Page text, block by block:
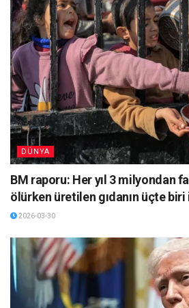
DÜNYA
BM raporu: Her yıl 3 milyondan
ölürken üretilen gıdanın üçte
2026-03-30